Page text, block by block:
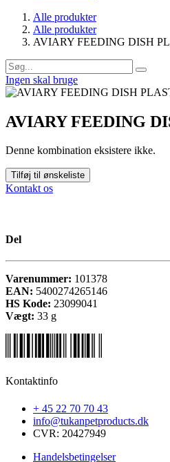
Alle produkter
Alle produkter
AVIARY FEEDING DISH
Ingen skal bruge
AVIARY FEEDING
Denne kombination eksistere ikke.
Tilføj til ønskeliste
Kontakt os
Del
Varenummer: 101378
EAN: 5400274265146
HS Kode: 23099041
Vægt: 33 g
Kontaktinfo
+ 45 22 70 70 43
info@tukanpetproducts.dk
CVR: 20427949
Handelsbetingelser